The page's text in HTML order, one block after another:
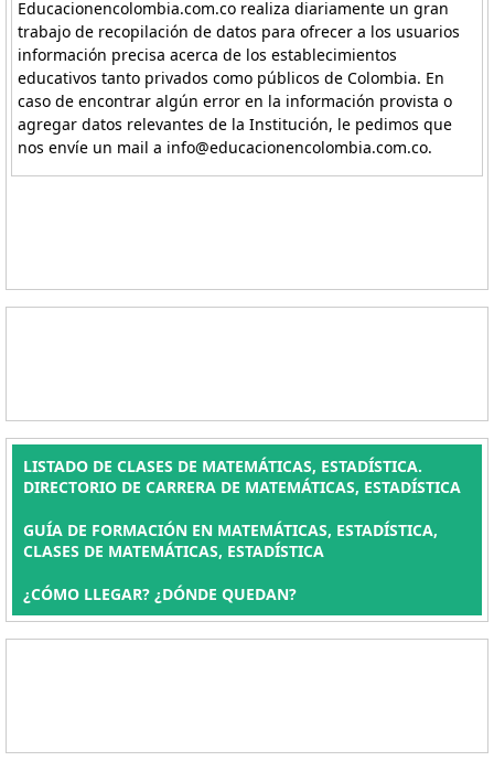
Educacionencolombia.com.co realiza diariamente un gran
trabajo de recopilación de datos para ofrecer a los usuarios
información precisa acerca de los establecimientos
educativos tanto privados como públicos de Colombia. En
caso de encontrar algún error en la información provista o
agregar datos relevantes de la Institución, le pedimos que
nos envíe un mail a info@educacionencolombia.com.co.
LISTADO DE CLASES DE MATEMÁTICAS, ESTADÍSTICA.
DIRECTORIO DE CARRERA DE MATEMÁTICAS, ESTADÍSTICA
GUÍA DE FORMACIÓN EN MATEMÁTICAS, ESTADÍSTICA,
CLASES DE MATEMÁTICAS, ESTADÍSTICA
¿CÓMO LLEGAR? ¿DÓNDE QUEDAN?